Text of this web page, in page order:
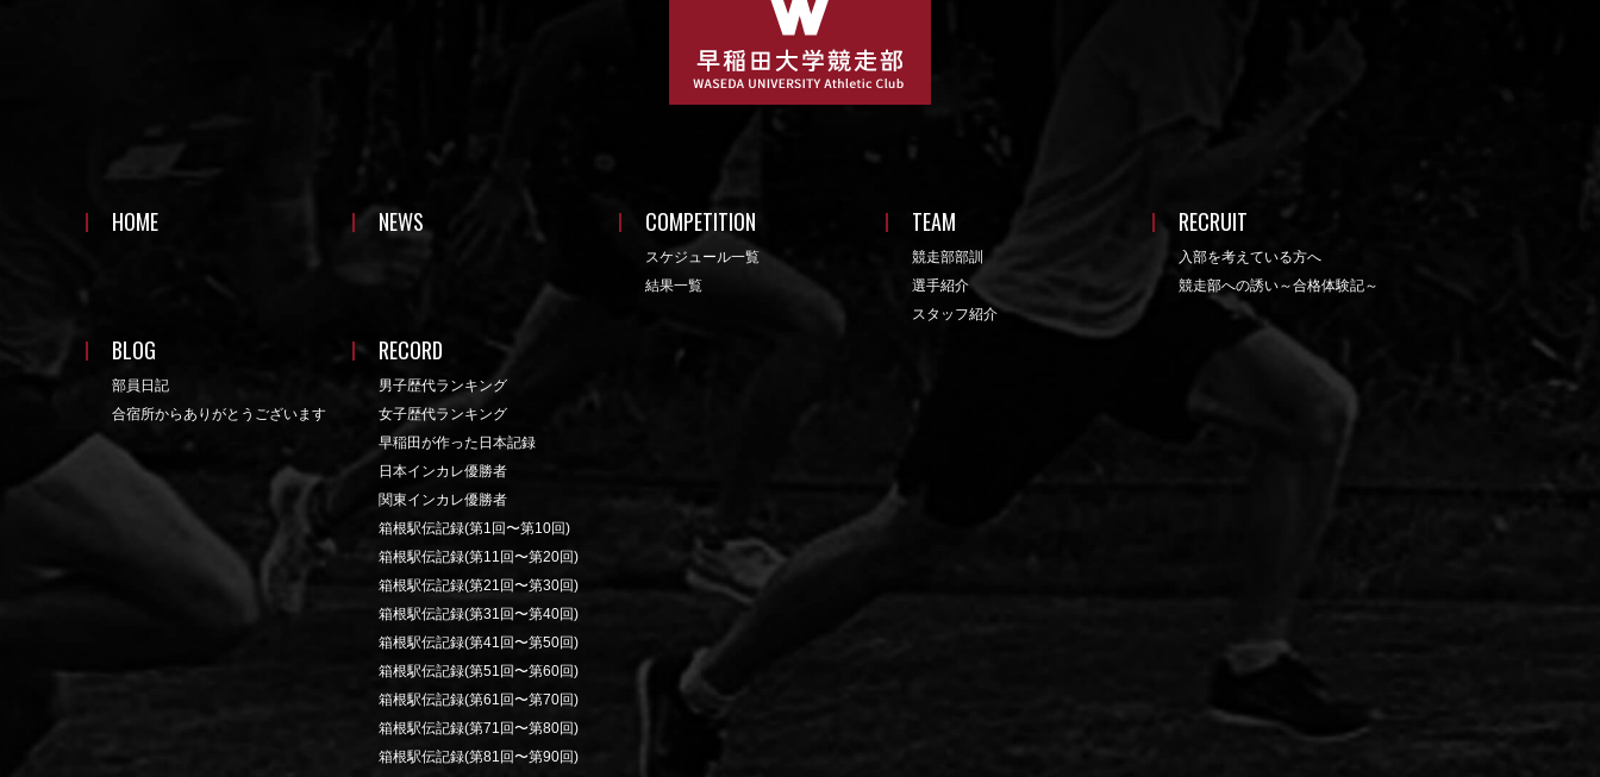
HOME NEWS COMPETITION
スケジュール一覧
結果一覧
TEAM
競走部部訓
選手紹介
スタッフ紹介
RECRUIT
入部を考えている方へ
競走部への誘い～合格体験記～
BLOG
部員日記
合宿所からありがとうございます
RECORD
男子歴代ランキング
女子歴代ランキング
早稲田が作った日本記録
日本インカレ優勝者
関東インカレ優勝者
箱根駅伝記録(第1回〜第10回)
箱根駅伝記録(第11回〜第20回)
箱根駅伝記録(第21回〜第30回)
箱根駅伝記録(第31回〜第40回)
箱根駅伝記録(第41回〜第50回)
箱根駅伝記録(第51回〜第60回)
箱根駅伝記録(第61回〜第70回)
箱根駅伝記録(第71回〜第80回)
箱根駅伝記録(第81回〜第90回)